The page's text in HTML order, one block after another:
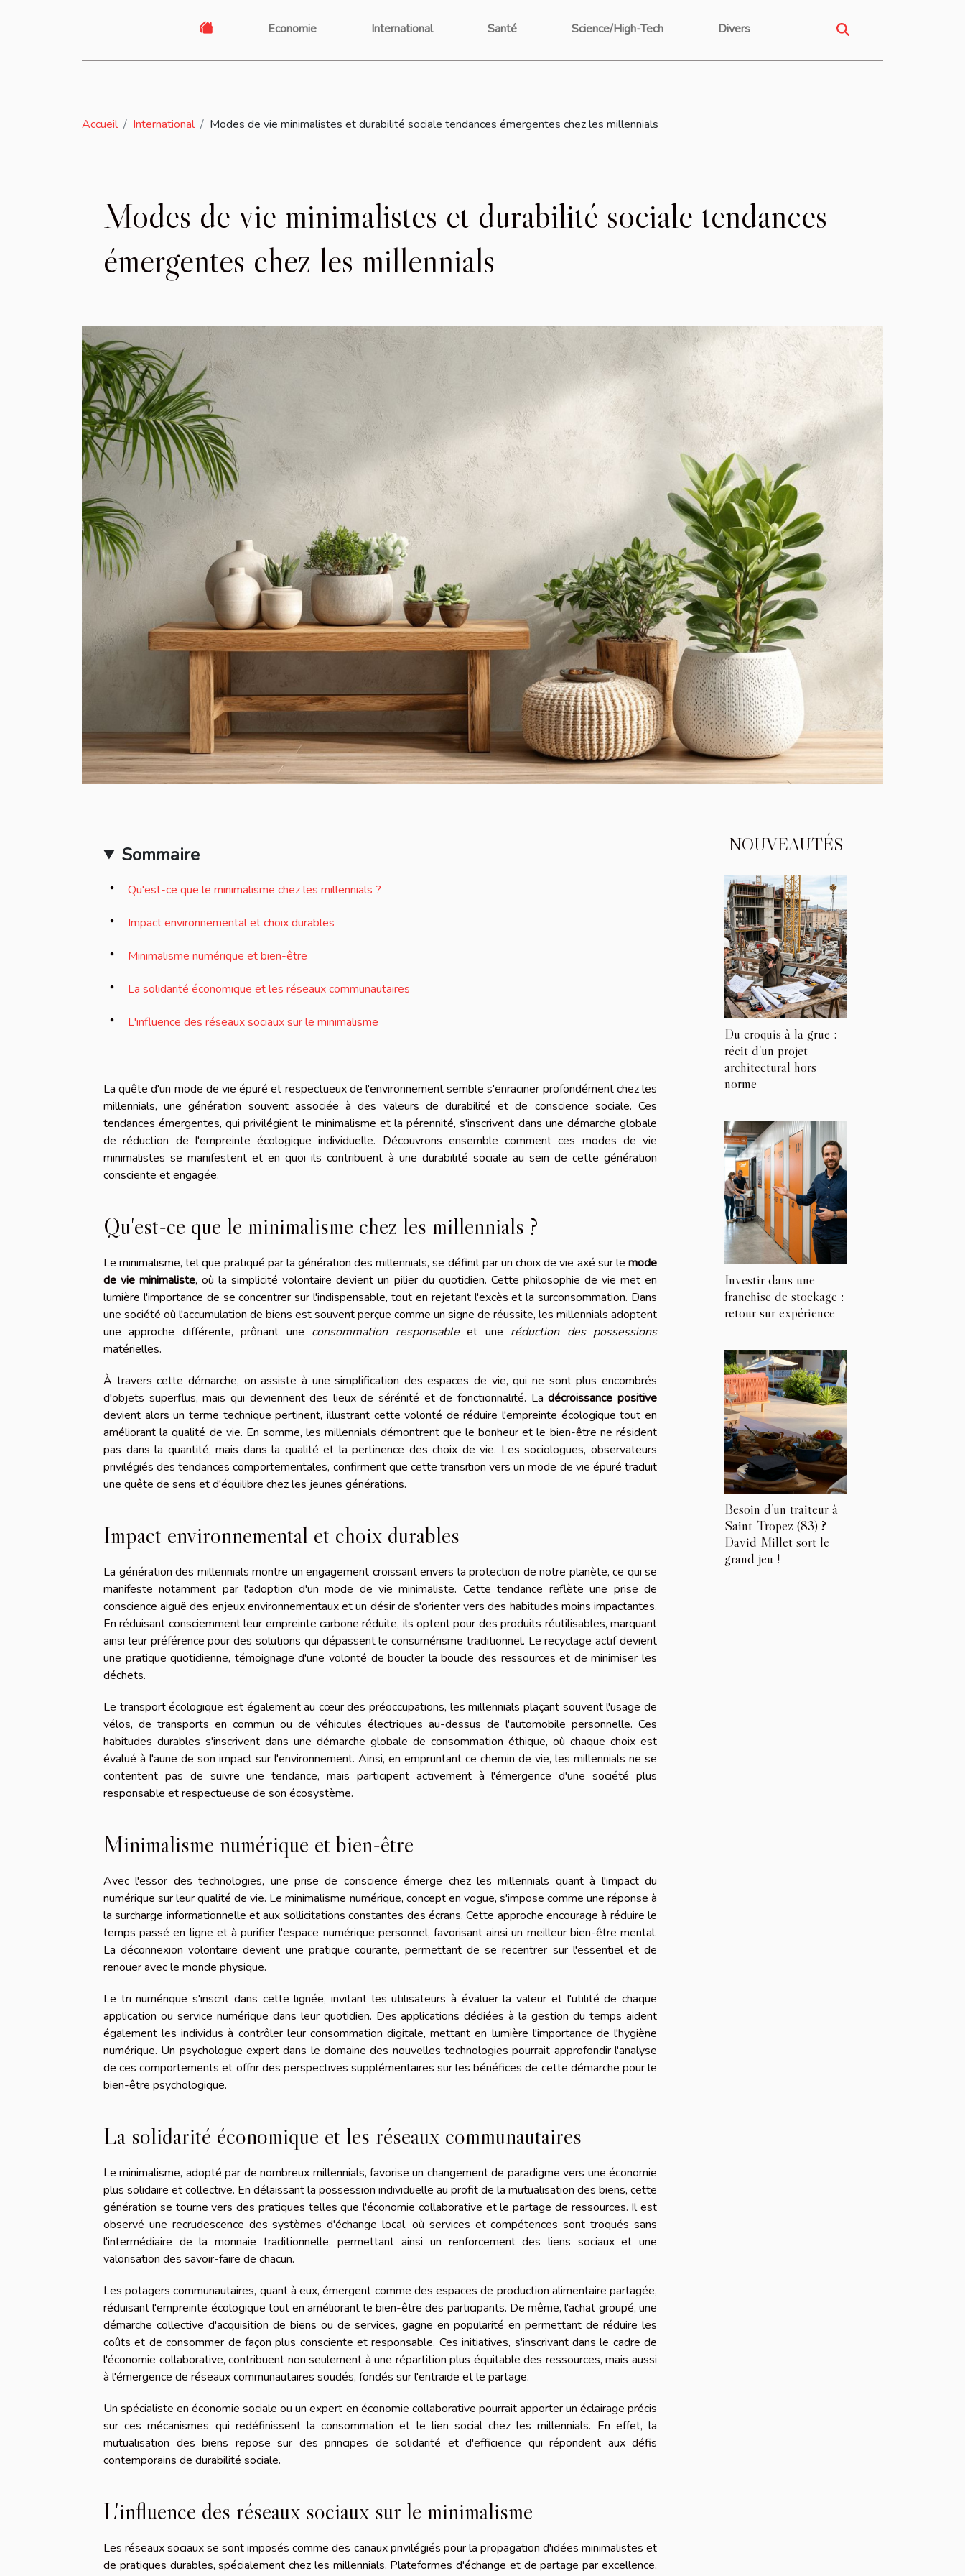
Economie International Santé Science/High-Tech Divers
Accueil International Modes de vie minimalistes et durabilité sociale tendances émergentes chez les millennials
Modes de vie minimalistes et durabilité sociale tendances
émergentes chez les millennials
Sommaire
Qu'est-ce que le minimalisme chez les millennials ?
Impact environnemental et choix durables
Minimalisme numérique et bien-être
La solidarité économique et les réseaux communautaires
L'influence des réseaux sociaux sur le minimalisme
La quête d'un mode de vie épuré et respectueux de l'environnement semble s'enraciner profondément chez les
millennials, une génération souvent associée à des valeurs de durabilité et de conscience sociale. Ces
tendances émergentes, qui privilégient le minimalisme et la pérennité, s'inscrivent dans une démarche globale
de réduction de l'empreinte écologique individuelle. Découvrons ensemble comment ces modes de vie
minimalistes se manifestent et en quoi ils contribuent à une durabilité sociale au sein de cette génération
consciente et engagée.
Qu'est-ce que le minimalisme chez les millennials ?
Le minimalisme, tel que pratiqué par la génération des millennials, se définit par un choix de vie axé sur le mode
de vie minimaliste, où la simplicité volontaire devient un pilier du quotidien. Cette philosophie de vie met en
lumière l'importance de se concentrer sur l'indispensable, tout en rejetant l'excès et la surconsommation. Dans
une société où l'accumulation de biens est souvent perçue comme un signe de réussite, les millennials adoptent
une approche différente, prônant une consommation responsableet une réduction des possessions
matérielles.
À travers cette démarche, on assiste à une simplification des espaces de vie, qui ne sont plus encombrés
d'objets superflus, mais qui deviennent des lieux de sérénité et de fonctionnalité. Ladécroissance positive
devient alors un terme technique pertinent, illustrant cette volonté de réduire l'empreinte écologique tout en
améliorant la qualité de vie. En somme, les millennials démontrent que le bonheur et le bien-être ne résident
pas dans la quantité, mais dans la qualité et la pertinence des choix de vie. Les sociologues, observateurs
privilégiés des tendances comportementales, confirment que cette transition vers un mode de vie épuré traduit
une quête de sens et d'équilibre chez les jeunes générations.
Impact environnemental et choix durables
La génération des millennials montre un engagement croissant envers la protection de notre planète, ce qui se
manifeste notamment par l'adoption d'un mode de vie minimaliste. Cette tendance reflète une prise de
conscience aiguë des enjeux environnementaux et un désir de s'orienter vers des habitudes moins impactantes.
En réduisant consciemment leur empreinte carbone réduite, ils optent pour des produits réutilisables, marquant
ainsi leur préférence pour des solutions qui dépassent le consumérisme traditionnel. Le recyclage actif devient
une pratique quotidienne, témoignage d'une volonté de boucler la boucle des ressources et de minimiser les
déchets.
Le transport écologique est également au cœur des préoccupations, les millennials plaçant souvent l'usage de
vélos, de transports en commun ou de véhicules électriques au-dessus de l'automobile personnelle. Ces
habitudes durables s'inscrivent dans une démarche globale de consommation éthique, où chaque choix est
évalué à l'aune de son impact sur l'environnement. Ainsi, en empruntant ce chemin de vie, les millennials ne se
contentent pas de suivre une tendance, mais participent activement à l'émergence d'une société plus
responsable et respectueuse de son écosystème.
Minimalisme numérique et bien-être
Avec l'essor des technologies, une prise de conscience émerge chez les millennials quant à l'impact du
numérique sur leur qualité de vie. Le minimalisme numérique, concept en vogue, s'impose comme une réponse à
la surcharge informationnelle et aux sollicitations constantes des écrans. Cette approche encourage à réduire le
temps passé en ligne et à purifier l'espace numérique personnel, favorisant ainsi un meilleur bien-être mental.
La déconnexion volontaire devient une pratique courante, permettant de se recentrer sur l'essentiel et de
renouer avec le monde physique.
Le tri numérique s'inscrit dans cette lignée, invitant les utilisateurs à évaluer la valeur et l'utilité de chaque
application ou service numérique dans leur quotidien. Des applications dédiées à la gestion du temps aident
également les individus à contrôler leur consommation digitale, mettant en lumière l'importance de l'hygiène
numérique. Un psychologue expert dans le domaine des nouvelles technologies pourrait approfondir l'analyse
de ces comportements et offrir des perspectives supplémentaires sur les bénéfices de cette démarche pour le
bien-être psychologique.
La solidarité économique et les réseaux communautaires
Le minimalisme, adopté par de nombreux millennials, favorise un changement de paradigme vers une économie
plus solidaire et collective. En délaissant la possession individuelle au profit de la mutualisation des biens, cette
génération se tourne vers des pratiques telles que l'économie collaborative et le partage de ressources. Il est
observé une recrudescence des systèmes d'échange local, où services et compétences sont troqués sans
l'intermédiaire de la monnaie traditionnelle, permettant ainsi un renforcement des liens sociaux et une
valorisation des savoir-faire de chacun.
Les potagers communautaires, quant à eux, émergent comme des espaces de production alimentaire partagée,
réduisant l'empreinte écologique tout en améliorant le bien-être des participants. De même, l'achat groupé, une
démarche collective d'acquisition de biens ou de services, gagne en popularité en permettant de réduire les
coûts et de consommer de façon plus consciente et responsable. Ces initiatives, s'inscrivant dans le cadre de
l'économie collaborative, contribuent non seulement à une répartition plus équitable des ressources, mais aussi
à l'émergence de réseaux communautaires soudés, fondés sur l'entraide et le partage.
Un spécialiste en économie sociale ou un expert en économie collaborative pourrait apporter un éclairage précis
sur ces mécanismes qui redéfinissent la consommation et le lien social chez les millennials. En effet, la
mutualisation des biens repose sur des principes de solidarité et d'efficience qui répondent aux défis
contemporains de durabilité sociale.
L'influence des réseaux sociaux sur le minimalisme
Les réseaux sociaux se sont imposés comme des canaux privilégiés pour la propagation d'idées minimalistes et
de pratiques durables, spécialement chez les millennials. Plateformes d'échange et de partage par excellence,
NOUVEAUTÉS
Du croquis à la grue :
récit d’un projet
architectural hors
norme
Investir dans une
franchise de stockage :
retour sur expérience
Besoin d’un traiteur à
Saint-Tropez (83) ?
David Millet sort le
grand jeu !